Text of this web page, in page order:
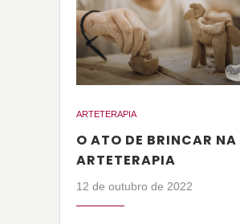
ARTETERAPIA
O ATO DE BRINCAR NA
ARTETERAPIA
12 de outubro de 2022